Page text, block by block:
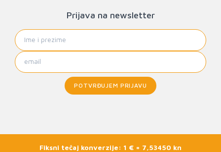
Prijava na newsletter
POTVRĐUJEM PRIJAVU
Fiksni tečaj konverzije: 1 € = 7,53450 kn